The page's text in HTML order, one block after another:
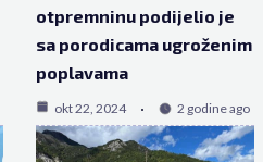
otpremninu podijelio je
sa porodicama ugroženim
poplavama
okt 22, 2024 2 godine ago